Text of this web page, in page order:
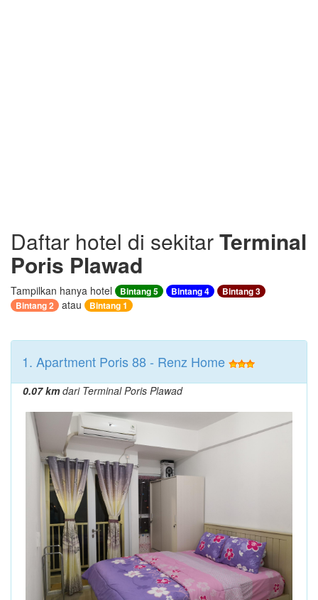
Daftar hotel di sekitarTerminal
Poris Plawad
Tampilkan hanya hotel Bintang 5 Bintang 4
Bintang 3
Bintang 2
atau Bintang 1
1. Apartment Poris 88 - Renz Home
0.07 kmdari Terminal Poris Plawad